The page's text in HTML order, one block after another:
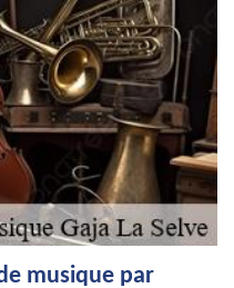
musique par